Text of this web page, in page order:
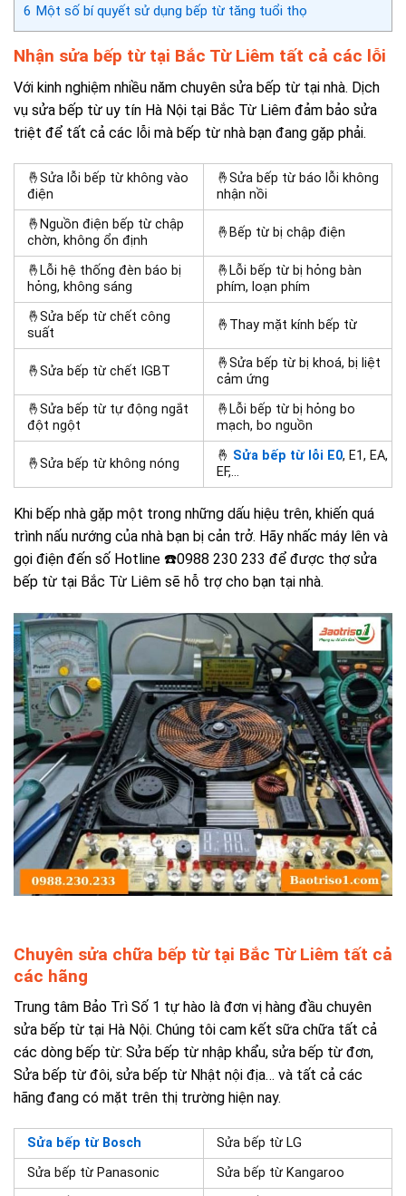
6 Một số bí quyết sử dụng bếp từ tăng tuổi thọ
Nhận sửa bếp từ tại Bắc Từ Liêm tất cả các lỗi
Với kinh nghiệm nhiều năm chuyên sửa bếp từ tại nhà. Dịch
vụ sửa bếp từ uy tín Hà Nội tại Bắc Từ Liêm đảm bảo sửa
triệt để tất cả các lỗi mà bếp từ nhà bạn đang gặp phải.
🤞Sửa lỗi bếp từ không vào
điện
🤞Sửa bếp từ báo lỗi không
nhận nồi
🤞Nguồn điện bếp từ chập
chờn, không ổn định
🤞 Bếp từ bị chập điện
🤞Lỗi hệ thống đèn báo bị
hỏng, không sáng
🤞Lỗi bếp từ bị hỏng bàn
phím, loạn phím
🤞Sửa bếp từ chết công
suất
🤞 Thay mặt kính bếp từ
🤞Sửa bếp từ chết IGBT
🤞Sửa bếp từ bị khoá, bị liệt
cảm ứng
🤞Sửa bếp từ tự động ngắt
đột ngột
🤞Lỗi bếp từ bị hỏng bo
mạch, bo nguồn
🤞Sửa bếp từ không nóng
🤞 Sửa bếp từ lỗi E0, E1, EA,
EF,…
Khi bếp nhà gặp một trong những dấu hiệu trên, khiến quá
trình nấu nướng của nhà bạn bị cản trở. Hãy nhấc máy lên và
gọi điện đến số Hotline ☎️0988 230 233 để được thợ sửa
bếp từ tại Bắc Từ Liêm sẽ hỗ trợ cho bạn tại nhà.
Chuyên sửa chữa bếp từ tại Bắc Từ Liêm tất cả
các hãng
Trung tâm Bảo Trì Số 1 tự hào là đơn vị hàng đầu chuyên
sửa bếp từ tại Hà Nội. Chúng tôi cam kết sữa chữa tất cả
các dòng bếp từ: Sửa bếp từ nhập khẩu, sửa bếp từ đơn,
Sửa bếp từ đôi, sửa bếp từ Nhật nội địa… và tất cả các
hãng đang có mặt trên thị trường hiện nay.
Sửa bếp từ Bosch
Sửa bếp từ LG
Sửa bếp từ Panasonic
Sửa bếp từ Kangaroo